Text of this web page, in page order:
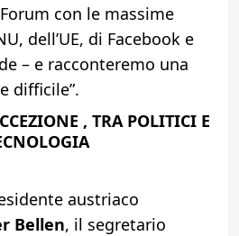
con le massime
dell’UE, di Facebook e
– e racconteremo una
difficile”.
, TRA POLITICI E
austriaco
Bellen, il segretario